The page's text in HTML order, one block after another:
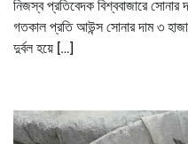
নিজস্ব প্রতিবেদক বিশ্ববাজারে
গতকাল প্রতি আউন্স সোনার দাম ৩
দুর্বল হয়ে […]